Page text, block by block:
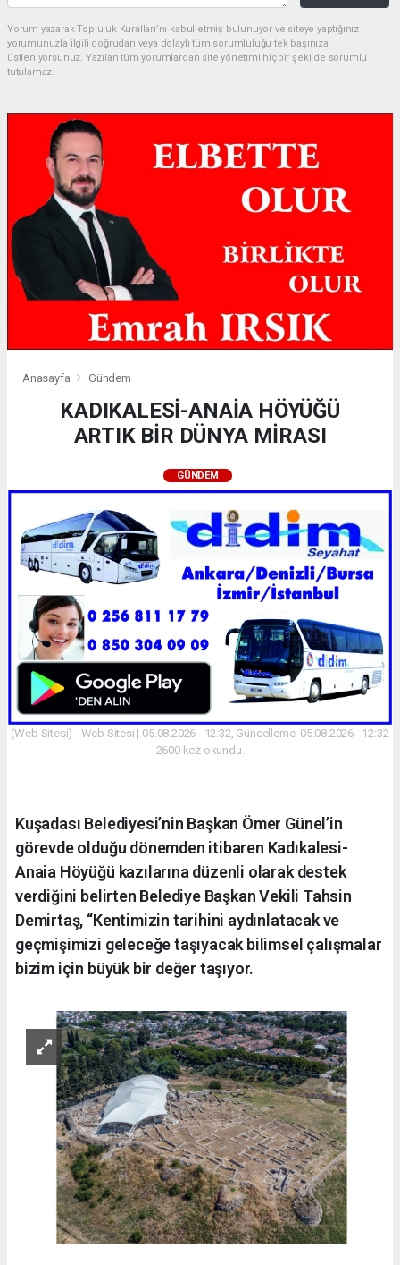
Yorum yazarak Topluluk Kuralları’nı kabul etmiş bulunuyor ve siteye yaptığınız
yorumunuzla ilgili doğrudan veya dolaylı tüm sorumluluğu tek başınıza
üstleniyorsunuz. Yazılan tüm yorumlardan site yönetimi hiçbir şekilde sorumlu
tutulamaz.
Anasayfa Gündem
KADIKALESİ-ANAİA HÖYÜĞÜ
ARTIK BİR DÜNYA MİRASI
GÜNDEM
(Web Sitesi) - Web Sitesi | 05.08.2026 - 12:32, Güncelleme: 05.08.2026 - 12:32
2600 kez okundu.
Kuşadası Belediyesi’nin Başkan Ömer Günel’in
görevde olduğu dönemden itibaren Kadıkalesi-
Anaia Höyüğü kazılarına düzenli olarak destek
verdiğini belirten Belediye Başkan Vekili Tahsin
Demirtaş, “Kentimizin tarihini aydınlatacak ve
geçmişimizi geleceğe taşıyacak bilimsel çalışmalar
bizim için büyük bir değer taşıyor.